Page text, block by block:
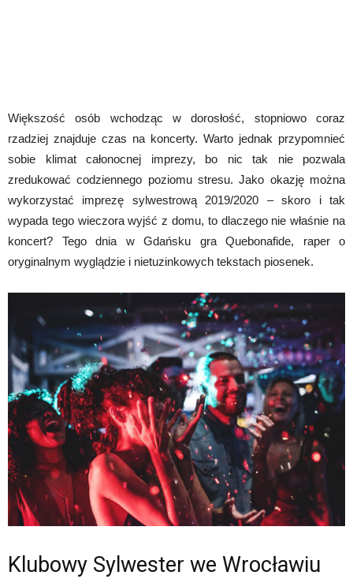
Większość osób wchodząc w dorosłość, stopniowo coraz
rzadziej znajduje czas na koncerty. Warto jednak przypomnieć
sobie klimat całonocnej imprezy, bo nic tak nie pozwala
zredukować codziennego poziomu stresu. Jako okazję można
wykorzystać imprezę sylwestrową 2019/2020 – skoro i tak
wypada tego wieczora wyjść z domu, to dlaczego nie właśnie na
koncert? Tego dnia w Gdańsku gra Quebonafide, raper o
oryginalnym wyglądzie i nietuzinkowych tekstach piosenek.
Klubowy Sylwester we Wrocławiu